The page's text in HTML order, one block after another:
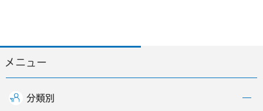
メニュー
分類別